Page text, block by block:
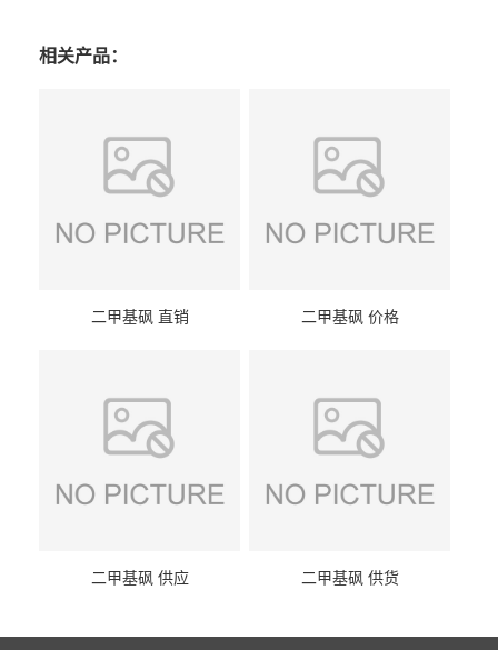
相关产品：
二甲基砜 直销 二甲基砜 价格
二甲基砜 供应 二甲基砜 供货